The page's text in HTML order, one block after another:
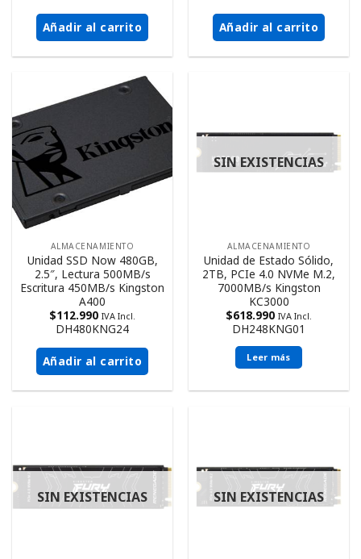
Añadir al carrito Añadir al carrito
ALMACENAMIENTO
Unidad SSD Now 480GB,
2.5″, Lectura 500MB/s
Escritura 450MB/s Kingston
A400
$112.990 IVA Incl.
DH480KNG24
Añadir al carrito
SIN EXISTENCIAS
ALMACENAMIENTO
Unidad de Estado Sólido,
2TB, PCIe 4.0 NVMe M.2,
7000MB/s Kingston
KC3000
$618.990 IVA Incl.
DH248KNG01
Leer más
SIN EXISTENCIAS SIN EXISTENCIAS